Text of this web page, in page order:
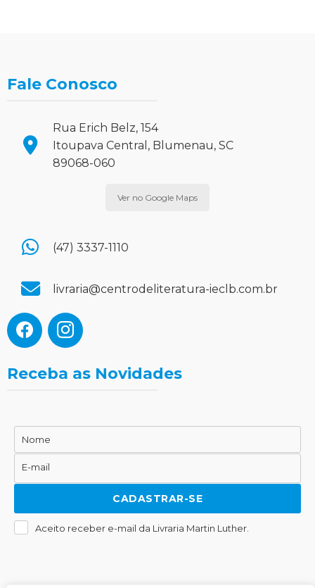
Fale Conosco
Rua Erich Belz, 154
Itoupava Central, Blumenau, SC
89068-060
Ver no Google Maps
(47) 3337-1110
livraria@centrodeliteratura-ieclb.com.br
Receba as Novidades
Nome
Nome
E-
mail
E-mail
CADASTRAR-SE
Aceito receber e-mail da Livraria Martin Luther.